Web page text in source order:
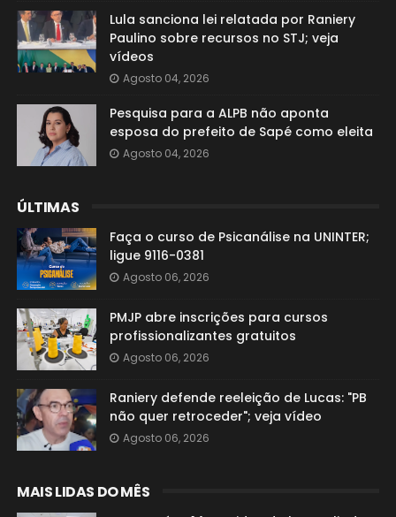
Lula sanciona lei relatada por Raniery
Paulino sobre recursos no STJ; veja
vídeos
Agosto 04, 2026
Pesquisa para a ALPB não aponta
esposa do prefeito de Sapé como eleita
Agosto 04, 2026
ÚLTIMAS
Faça o curso de Psicanálise na UNINTER;
ligue 9116-0381
Agosto 06, 2026
PMJP abre inscrições para cursos
profissionalizantes gratuitos
Agosto 06, 2026
Raniery defende reeleição de Lucas: "PB
não quer retroceder"; veja vídeo
Agosto 06, 2026
MAIS LIDAS DO MÊS